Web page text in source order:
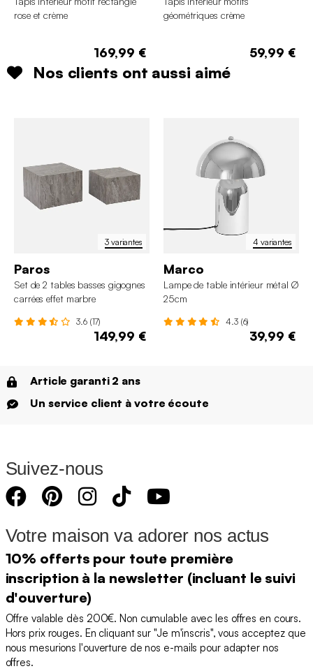
rose et crème
169,99 €
géométriques crème
59,99 €
Nos clients ont aussi aimé
3 variantes
Paros
Set de 2 tables basses gigognes
carrées effet marbre
3.6 (17)
149,99 €
4 variantes
Marco
Lampe de table intérieur métal Ø
25cm
4.3 (6)
39,99 €
Article garanti 2 ans
Un service client à votre écoute
Suivez-nous
Votre maison va adorer nos actus
10% offerts pour toute première
inscription à la newsletter (incluant le suivi
d'ouverture)
Offre valable dès 200€. Non cumulable avec les offres en cours.
Hors prix rouges. En cliquant sur "Je m'inscris", vous acceptez que
nous mesurions l'ouverture de nos e-mails pour adapter nos
offres.